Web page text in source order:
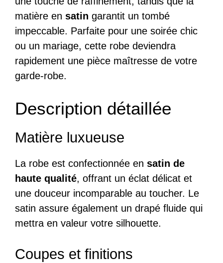
matière en satin garantit un tombé
impeccable. Parfaite pour une soirée chic
ou un mariage, cette robe deviendra
rapidement une pièce maîtresse de votre
garde-robe.
Description détaillée
Matière luxueuse
La robe est confectionnée en satin de
haute qualité, offrant un éclat délicat et
une douceur incomparable au toucher. Le
satin assure également un drapé fluide qui
mettra en valeur votre silhouette.
Coupes et finitions